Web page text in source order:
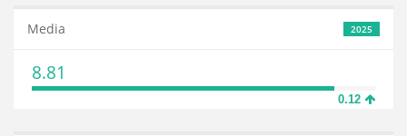
2025
Media
8.81
0.12